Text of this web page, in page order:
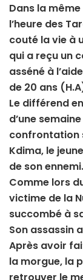
Dans la
l’heure des
couté la vie à
qui a reçu un
asséné à
de 20 ans
Le différend
d’une
confrontation
Kdima, le
de son ennemi.
Comme lors
victime de la
succombé à
Son assassin
Après avoir
la morgue, la
retrouver le